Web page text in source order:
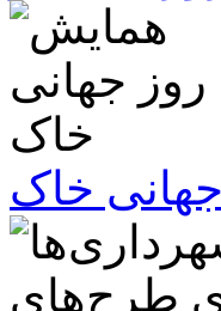
خاک